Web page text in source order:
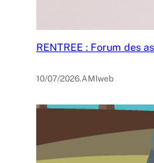
RENTREE : Forum des
10/07/2026.AMIweb